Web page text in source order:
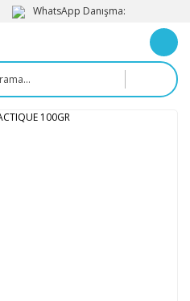
WhatsApp Danışma: